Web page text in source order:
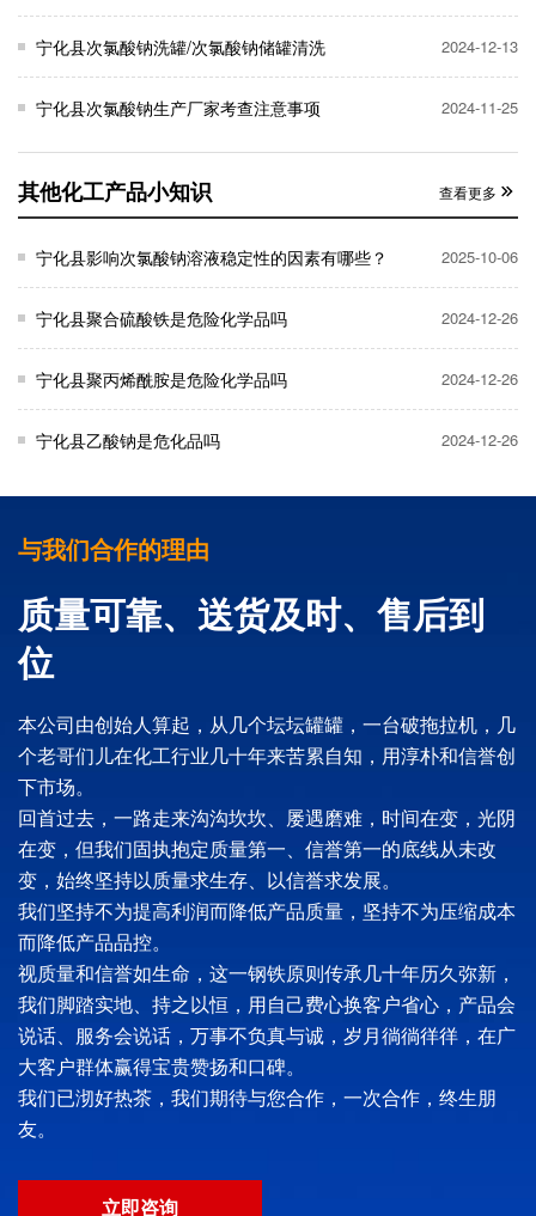
宁化县次氯酸钠洗罐/次氯酸钠储罐清洗 2024-12-13
宁化县次氯酸钠生产厂家考查注意事项 2024-11-25
其他化工产品小知识 查看更多
宁化县影响次氯酸钠溶液稳定性的因素有哪些？ 2025-10-06
宁化县聚合硫酸铁是危险化学品吗 2024-12-26
宁化县聚丙烯酰胺是危险化学品吗 2024-12-26
宁化县乙酸钠是危化品吗 2024-12-26
与我们合作的理由
质量可靠、送货及时、售后到
位
本公司由创始人算起，从几个坛坛罐罐，一台破拖拉机，几
个老哥们儿在化工行业几十年来苦累自知，用淳朴和信誉创
下市场。
回首过去，一路走来沟沟坎坎、屡遇磨难，时间在变，光阴
在变，但我们固执抱定质量第一、信誉第一的底线从未改
变，始终坚持以质量求生存、以信誉求发展。
我们坚持不为提高利润而降低产品质量，坚持不为压缩成本
而降低产品品控。
视质量和信誉如生命，这一钢铁原则传承几十年历久弥新，
我们脚踏实地、持之以恒，用自己费心换客户省心，产品会
说话、服务会说话，万事不负真与诚，岁月徜徜徉徉，在广
大客户群体赢得宝贵赞扬和口碑。
我们已沏好热茶，我们期待与您合作，一次合作，终生朋
友。
立即咨询